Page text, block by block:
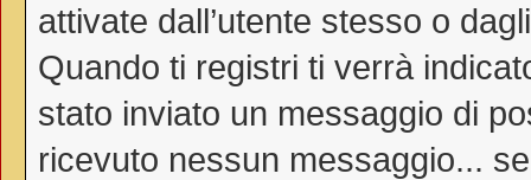
attivate dall’utente stesso o
Quando ti registri ti verrà
stato inviato un messaggio di
ricevuto nessun messaggio...